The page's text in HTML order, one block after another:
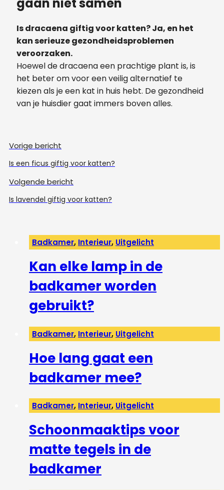
gaan niet samen
Is dracaena giftig voor katten? Ja, en het
kan serieuze gezondheidsproblemen
veroorzaken.
Hoewel de dracaena een prachtige plant is, is
het beter om voor een veilig alternatief te
kiezen als je een kat in huis hebt. De gezondheid
van je huisdier gaat immers boven alles.
Vorige bericht
Is een ficus giftig voor katten?
Volgende bericht
Is lavendel giftig voor katten?
Badkamer, Interieur, Uitgelicht
Kan elke lamp in de
badkamer worden
gebruikt?
Badkamer, Interieur, Uitgelicht
Hoe lang gaat een
badkamer mee?
Badkamer, Interieur, Uitgelicht
Schoonmaaktips voor
matte tegels in de
badkamer